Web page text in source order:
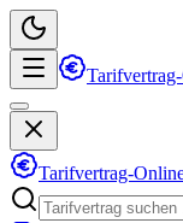
Tarifvertrag-